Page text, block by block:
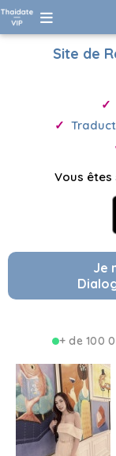
Site de
Vous êtes
Je
+ de 100